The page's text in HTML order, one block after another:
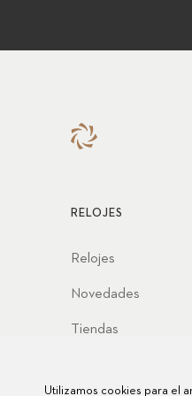
RELOJES
Relojes
Novedades
Tiendas
Utilizamos cookies para el